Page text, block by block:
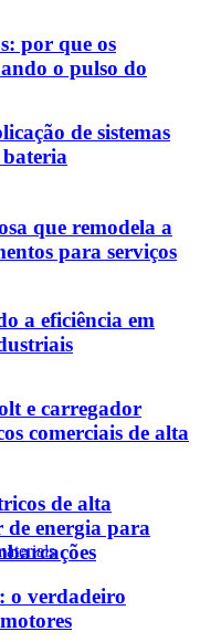
por que os
o pulso do
de sistemas
que remodela a
para serviços
a eficiência em
e carregador
comerciais de alta
de alta
de energia para
o verdadeiro